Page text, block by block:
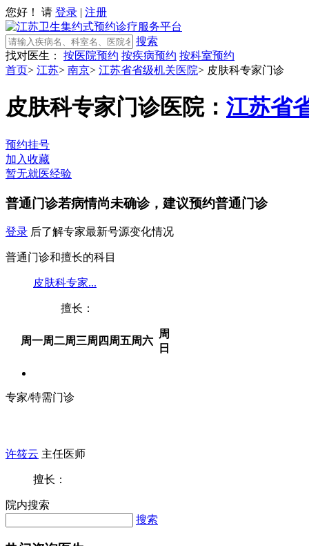
您好！ 请 登录 | 注册
搜索
找对医生：
按医院预约 按疾病预约 按科室预约
首页> 江苏> 南京> 江苏省省级机关医院> 皮肤科专家门诊
皮肤科专家门诊医院： 江苏省
预约挂号
加入收藏
暂无就医经验
普通门诊若病情尚未确诊，建议预约普通门诊
登录 后了解专家最新号源变化情况
普通门诊和擅长的科目
皮肤科专家...
擅长：
周一周二周三周四 周五周六
周
日
专家/特需门诊
许筱云 主任医师
擅长：
院内搜索
搜索